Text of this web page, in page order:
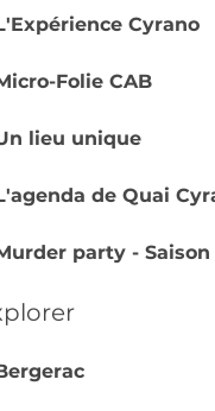
Cyrano
Folie CAB
lieu unique
de Quai
party - Saison